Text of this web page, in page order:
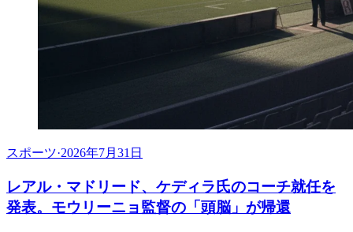
スポーツ·2026年7月31日
レアル・マドリード、ケディラ氏のコーチ就任を
発表。モウリーニョ監督の「頭脳」が帰還